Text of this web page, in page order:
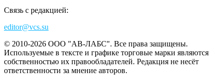
Связь с редакцией:
editor@vcs.su
© 2010-2026 ООО "АВ-ЛАБС". Все права защищены.
Используемые в тексте и графике торговые марки являются
собственностью их правообладателей. Редакция не несёт
ответственности за мнение авторов.